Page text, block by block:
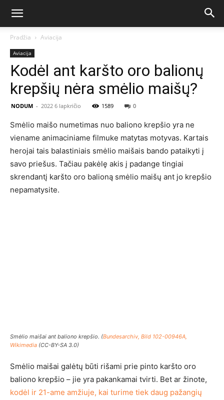
Pradžia Aviacija
Aviacija
Kodėl ant karšto oro balionų
krepšių nėra smėlio maišų?
NODUM - 2022 6 lapkričio 1589 0
Smėlio maišo numetimas nuo baliono krepšio yra ne
viename animaciniame filmuke matytas motyvas. Kartais
herojai tais balastiniais smėlio maišais bando pataikyti į
savo priešus. Tačiau pakėlę akis į padange tingiai
skrendantį karšto oro balioną smėlio maišų ant jo krepšio
nepamatysite.
Smėlio maišai ant baliono krepšio. (Bundesarchiv, Bild 102-00946A,
Wikimedia (CC-BY-SA 3.0)
Smėlio maišai galėtų būti rišami prie pinto karšto oro
baliono krepšio – jie yra pakankamai tvirti. Bet ar žinote,
kodėl ir 21-ame amžiuje, kai turime tiek daug pažangių